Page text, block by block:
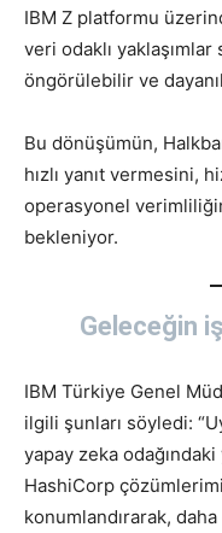
IBM Z platformu
veri odaklı
öngörülebilir ve
Bu dönüşümün,
hızlı yanıt vermesini,
operasyonel
bekleniyor.
Geleceğin
IBM Türkiye Genel
ilgili şunları söyledi:
yapay zeka odağındaki
HashiCorp
konumlandırarak,